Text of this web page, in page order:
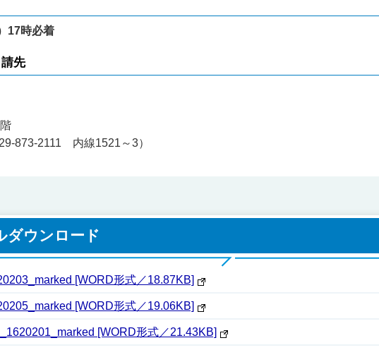
17時必着
先
873-2111 内線1521～3）
ダウンロード
[WORD形式／18.87KB]
[WORD形式／19.06KB]
[WORD形式／21.43KB]